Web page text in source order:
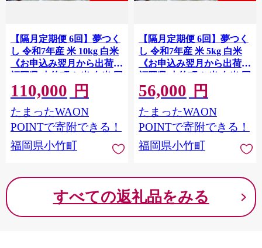
【隔月定期便 6回】夢つく
し 令和7年産 米 10kg 白米
《お申込み翌月から出荷》
福岡県 小竹町 お米 白米 国
産
110,000 円
たまったWAON
POINTで寄附できる！
福岡県小竹町
【隔月定期便 6回】夢つく
し 令和7年産 米 5kg 白米
《お申込み翌月から出荷》
福岡県 小竹町 お米 白米 国
産
56,000 円
たまったWAON
POINTで寄附できる！
福岡県小竹町
すべての返礼品をみる